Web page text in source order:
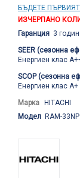
снимки
БЪДЕТЕ
ИЗЧЕРПАНО
Гаранция 3
SEER (сезонна
Енергиен клас
SCOP (сезонна
Енергиен клас А+
Марка HITACHI
Модел RAM-